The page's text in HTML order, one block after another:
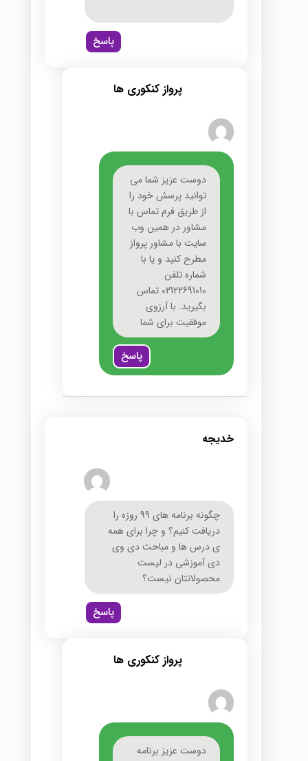
پاسخ
پرواز کنکوری ها
دوست عزیز شما می
توانید پرسش خود را
از طریق فرم تماس با
مشاور در همین وب
سایت با مشاور پرواز
مطرح کنید و یا با
شماره تلفن
02122691010 تماس
بگیرید. با آرزوی
موفقیت برای شما
پاسخ
خدیجه
چگونه برنامه های 99 روزه را
دریافت کنیم؟ و چرا برای همه
ی درس ها و مباحث دی وی
دی آموزشی در لیست
محصولاتتان نیست؟
پاسخ
پرواز کنکوری ها
دوست عزیز برنامه